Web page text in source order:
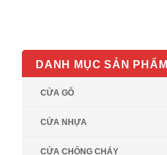
DANH MỤC SẢN PHẨM
CỬA GỖ
CỬA NHỰA
CỬA CHỐNG CHÁY